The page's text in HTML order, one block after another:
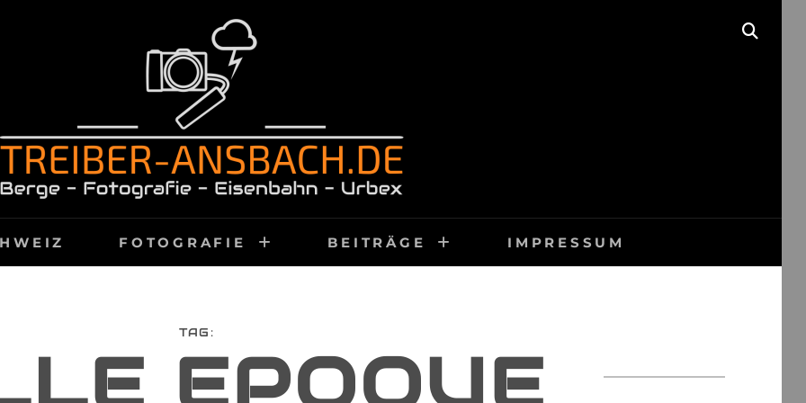
FOTOGRAFIE BEITRÄGE IMPRESSUM
TAG: